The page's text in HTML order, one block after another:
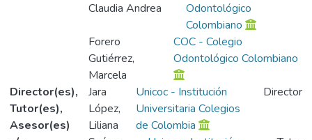
Claudia Andrea
Odontológico
Colombiano
Forero
Gutiérrez,
Marcela
COC - Colegio
Odontológico Colombiano
Director(es),
Tutor(es),
Asesor(es)
Jara
López,
Liliana
Unicoc - Institución
Universitaria Colegios
de Colombia
Director